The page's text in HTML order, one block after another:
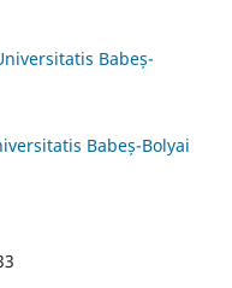
Babeș-
Babeș-Bolyai